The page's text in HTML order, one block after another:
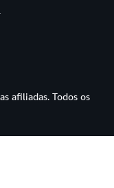
afiliadas. Todos os